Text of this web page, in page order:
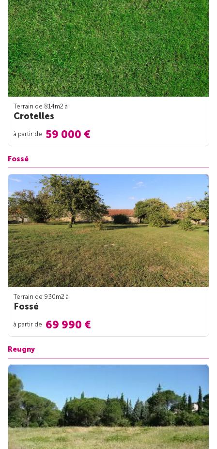
Terrain de 814m2 à
Crotelles
à partir de 59 000 €
Fossé
Terrain de 930m2 à
Fossé
à partir de 69 990 €
Reugny